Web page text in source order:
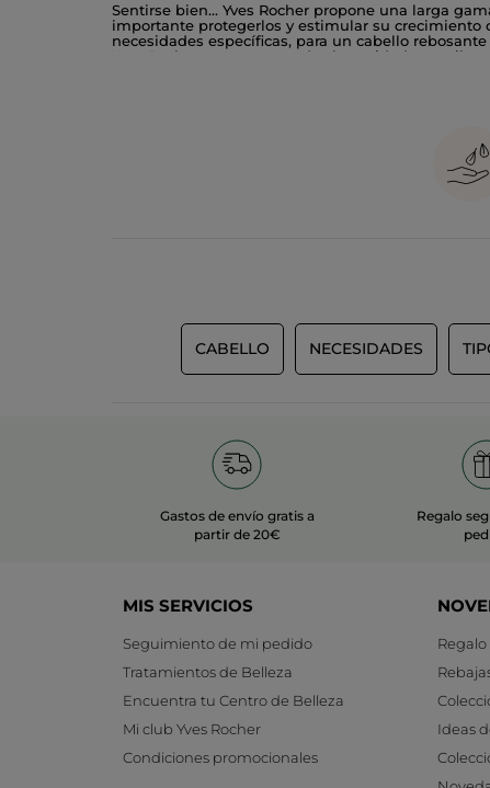
Sentirse bien... Yves Rocher propone una larga
importante protegerlos y estimular su crecimiento
necesidades específicas, para un cabello
Yves Rocher te propone todos los cuidados
CABELLO NECESIDADES
Gastos de envío gratis a
partir de 20€
Regalo
MIS SERVICIOS
Seguimiento de mi pedido
Tratamientos de Belleza
Encuentra tu Centro de Belleza
Mi club Yves Rocher
Condiciones promocionales
Ideas